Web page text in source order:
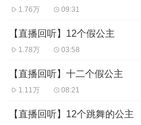
1.76万 09:31
【直播回听】12个假公主
1.78万 03:58
【直播回听】十二个假公主
1.11万 08:21
【直播回听】12个跳舞的公主